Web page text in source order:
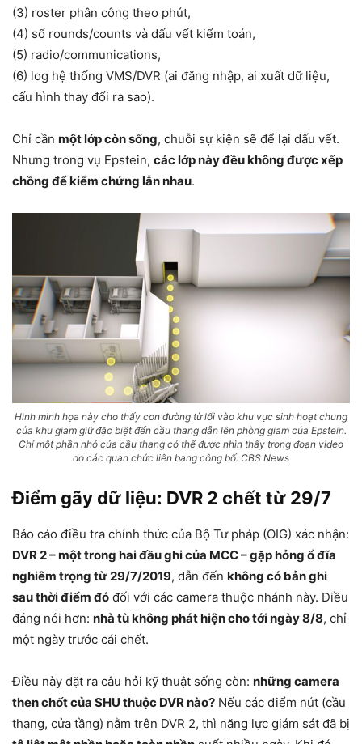
(3) roster phân công theo phút,
(4) sổ rounds/counts và dấu vết kiểm toán,
(5) radio/communications,
(6) log hệ thống VMS/DVR (ai đăng nhập, ai xuất dữ liệu,
cấu hình thay đổi ra sao).
Chỉ cần một lớp còn sống, chuỗi sự kiện sẽ để lại dấu vết.
Nhưng trong vụ Epstein, các lớp này đều không được xếp
chồng để kiểm chứng lẫn nhau.
Hình minh họa này cho thấy con đường từ lối vào khu vực sinh hoạt chung
của khu giam giữ đặc biệt đến cầu thang dẫn lên phòng giam của Epstein.
Chỉ một phần nhỏ của cầu thang có thể được nhìn thấy trong đoạn video
do các quan chức liên bang công bố. CBS News
Điểm gãy dữ liệu: DVR 2 chết từ 29/7
Báo cáo điều tra chính thức của Bộ Tư pháp (OIG) xác nhận:
DVR 2 – một trong hai đầu ghi của MCC – gặp hỏng ổ đĩa
nghiêm trọng từ 29/7/2019, dẫn đến không có bản ghi
sau thời điểm đó đối với các camera thuộc nhánh này. Điều
đáng nói hơn: nhà tù không phát hiện cho tới ngày 8/8, chỉ
một ngày trước cái chết.
Điều này đặt ra câu hỏi kỹ thuật sống còn: những camera
then chốt của SHU thuộc DVR nào? Nếu các điểm nút (cầu
thang, cửa tầng) nằm trên DVR 2, thì năng lực giám sát đã bị